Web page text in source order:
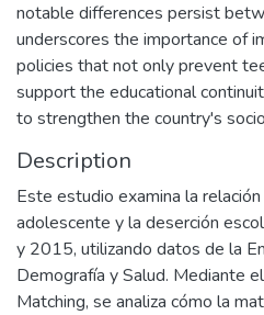
notable differences persist
underscores the importance of
policies that not only prevent
support the educational
to strengthen the country's
Description
Este estudio examina la
adolescente y la deserción
y 2015, utilizando datos de la
Demografía y Salud. Mediante
Matching, se analiza cómo la